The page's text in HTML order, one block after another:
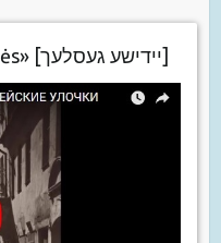
Eilėraštis «Žydiškos gatvelės» [יידישע געסלעך]